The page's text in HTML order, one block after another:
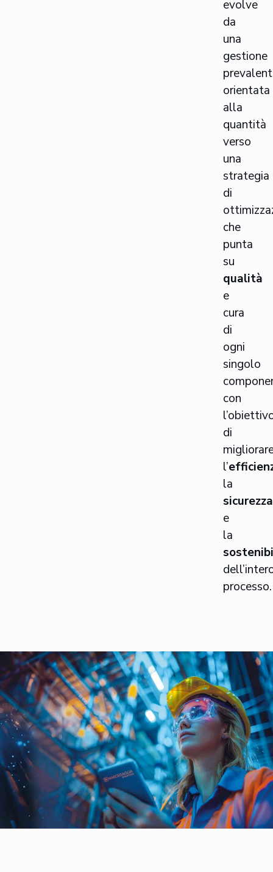
evolve
da
una
gestione
orientata
alla
quantità
verso
una
strategia
di
che
punta
su
qualità
e
cura
di
ogni
singolo
con
di
l’
la
sicurezza
e
la
processo.